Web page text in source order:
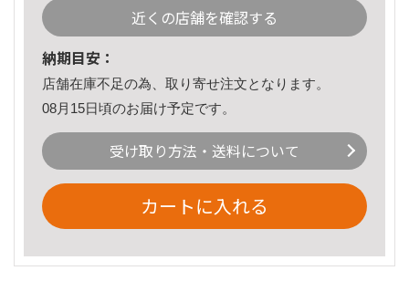
近くの店舗を確認する
納期目安：
店舗在庫不足の為、取り寄せ注文となります。
08月15日頃のお届け予定です。
受け取り方法・送料について
カートに入れる